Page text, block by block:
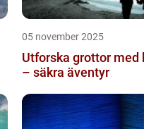
05 november 2025
Utforska grottor med
– säkra äventyr